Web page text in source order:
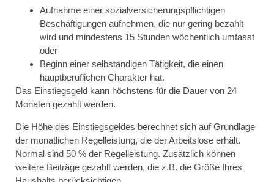
Aufnahme einer sozialversicherungspflichtigen
Beschäftigungen aufnehmen, die nur gering bezahlt
wird und mindestens 15 Stunden wöchentlich umfasst
oder
Beginn einer selbständigen Tätigkeit, die einen
hauptberuflichen Charakter hat.
Das Einstiegsgeld kann höchstens für die Dauer von 24
Monaten gezahlt werden.
Die Höhe des Einstiegsgeldes berechnet sich auf Grundlage
der monatlichen Regelleistung, die der Arbeitslose erhält.
Normal sind 50 % der Regelleistung. Zusätzlich können
weitere Beiträge gezahlt werden, die z.B. die Größe Ihres